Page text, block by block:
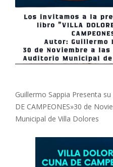
Guillermo Sappia Presenta
DE CAMPEONES»30 de
Municipal de Villa Dolores